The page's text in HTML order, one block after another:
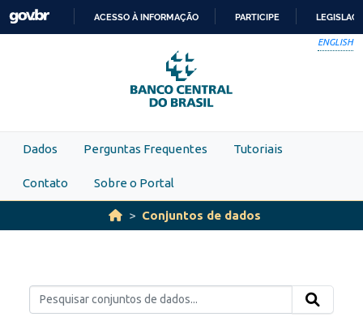
Skip to main content
PARA
O
CONTEÚDO
ACESSO À INFORMAÇÃO PARTICIPE
ENGLISH
Dados Perguntas Frequentes Tutoriais
Contato Sobre o Portal
Conjuntos de dados